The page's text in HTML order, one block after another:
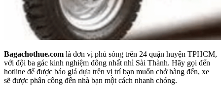
Bagachothue.com là đơn vị phủ sóng trên 24 quận huyện TPHCM,
với đội ba gác kinh nghiệm đông nhất nhì Sài Thành. Hãy gọi đến
hotline để được báo giá dựa trên vị trí bạn muốn chở hàng đến, xe
sẽ được phân công đến nhà bạn một cách nhanh chóng.